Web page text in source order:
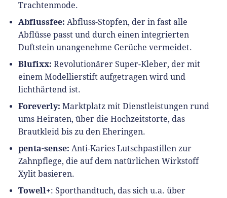
Trachtenmode.
Abflussfee: Abfluss-Stopfen, der in fast alle
Abflüsse passt und durch einen integrierten
Duftstein unangenehme Gerüche vermeidet.
Blufixx: Revolutionärer Super-Kleber, der mit
einem Modellierstift aufgetragen wird und
lichthärtend ist.
Foreverly: Marktplatz mit Dienstleistungen rund
ums Heiraten, über die Hochzeitstorte, das
Brautkleid bis zu den Eheringen.
penta-sense: Anti-Karies Lutschpastillen zur
Zahnpflege, die auf dem natürlichen Wirkstoff
Xylit basieren.
Towell+: Sporthandtuch, das sich u.a. über